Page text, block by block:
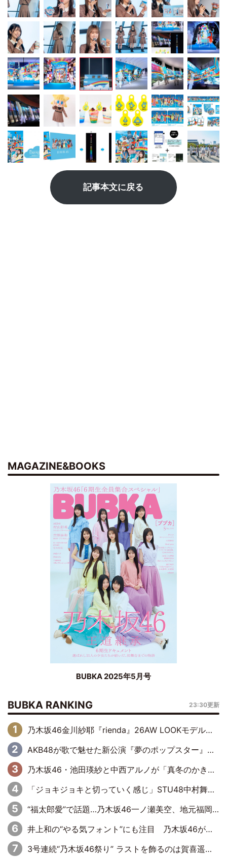
記事本文に戻る
MAGAZINE&BOOKS
BUBKA 2025年5月号
BUBKA RANKING 23:30更新
乃木坂46金川紗耶『rienda』26AW LOOKモデルに就任
AKB48が歌で魅せた新公演『夢のポップスター』 初日から全身全霊のステージ
乃木坂46・池田瑛紗と中西アルノが「真冬のかき氷」騒動で火花散らす！ 因縁の裏にあるのは、逆境をともに“凌”ぐ似た者同士の絆
「ジョキジョキと切っていく感じ」STU48中村舞、新しい挑戦は自らの手で
“福太郎愛”で話題…乃木坂46一ノ瀬美空、地元福岡『めんべい25周年トップサポーター』に就任
井上和の“やる気フォント”にも注目 乃木坂46が挑んだ書道パフォーマンスの舞台裏
3号連続“乃木坂46祭り” ラストを飾るのは賀喜遥香…5年ぶりの登場に「5年分大人になった私を見ていただけたら」